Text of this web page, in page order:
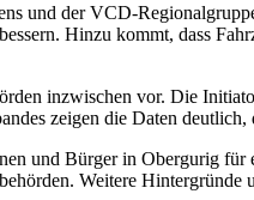
und der VCD-
Hinzu kommt, dass
inzwischen vor. Die
zeigen die Daten
und Bürger in Obergurig
Weitere Hintergründe